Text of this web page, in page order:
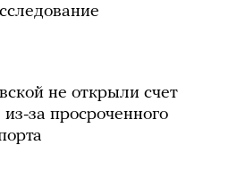
не открыли счет
за просроченного